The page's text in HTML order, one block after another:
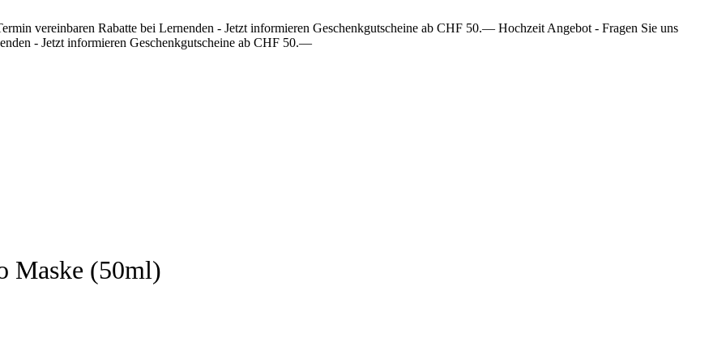
vereinbaren Rabatte bei Lernenden - Jetzt informieren Geschenkgutscheine ab CHF 50.— Hochzeit Angebot - Fragen Sie uns
- Jetzt informieren Geschenkgutscheine ab CHF 50.—
Maske (50ml)